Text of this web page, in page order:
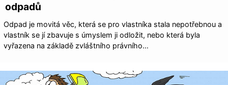
odpadů
Odpad je movitá věc, která se pro vlastníka stala nepotřebnou a
vlastník se jí zbavuje s úmyslem ji odložit, nebo která byla
vyřazena na základě zvláštního právního…